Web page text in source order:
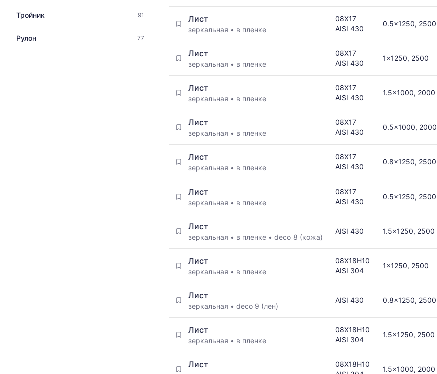
Тройник 91
Рулон 77
Лист
зеркальная • в пленке
08Х17
AISI 430
0.5x1250, 2500
Лист
зеркальная • в пленке
08Х17
AISI 430
1x1250, 2500
Лист
зеркальная • в пленке
08Х17
AISI 430
1.5x1000, 2000
Лист
зеркальная • в пленке
08Х17
AISI 430
0.5x1000, 2000
Лист
зеркальная • в пленке
08Х17
AISI 430
0.8x1250, 2500
Лист
зеркальная • в пленке
08Х17
AISI 430
0.5x1250, 2500
Лист
зеркальная • в пленке • deco 8 (кожа)
AISI 430 1.5x1250, 2500
Лист
зеркальная • в пленке
08Х18Н10
AISI 304
1x1250, 2500
Лист
зеркальная • deco 9 (лен)
AISI 430 0.8x1250, 2500
Лист
зеркальная • в пленке
08Х18Н10
AISI 304
1.5x1250, 2500
Лист
08Х18Н10
1.5x1000, 2000